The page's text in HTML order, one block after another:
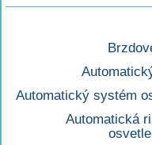
Automatický systém
Automatická